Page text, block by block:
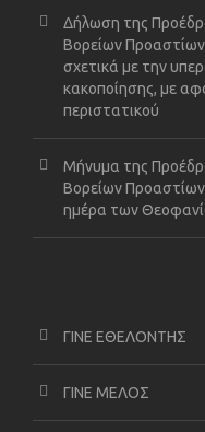
Δήλωση της
Βορείων
σχετικά με την
κακοποίησης, με
περιστατικού
Μήνυμα της
Βορείων
ημέρα των
ΓΙΝΕ ΕΘΕΛΟΝΤΗΣ
ΓΙΝΕ ΜΕΛΟΣ